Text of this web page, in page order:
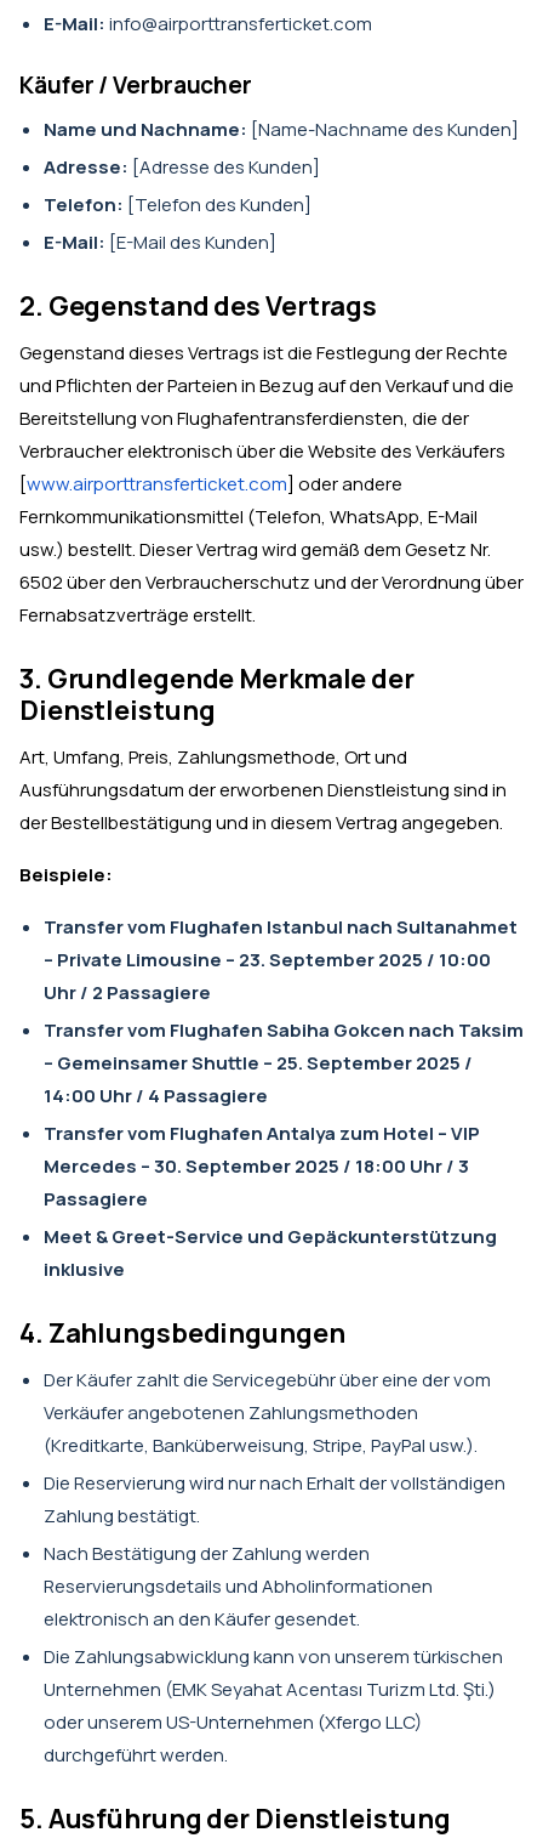
E-Mail: info@airporttransferticket.com
Käufer / Verbraucher
Name und Nachname: [Name-Nachname des Kunden]
Adresse: [Adresse des Kunden]
Telefon: [Telefon des Kunden]
E-Mail: [E-Mail des Kunden]
2. Gegenstand des Vertrags
Gegenstand dieses Vertrags ist die Festlegung der Rechte
und Pflichten der Parteien in Bezug auf den Verkauf und die
Bereitstellung von Flughafentransferdiensten, die der
Verbraucher elektronisch über die Website des Verkäufers
[www.airporttransferticket.com] oder andere
Fernkommunikationsmittel (Telefon, WhatsApp, E-Mail
usw.) bestellt. Dieser Vertrag wird gemäß dem Gesetz Nr.
6502 über den Verbraucherschutz und der Verordnung über
Fernabsatzverträge erstellt.
3. Grundlegende Merkmale der
Dienstleistung
Art, Umfang, Preis, Zahlungsmethode, Ort und
Ausführungsdatum der erworbenen Dienstleistung sind in
der Bestellbestätigung und in diesem Vertrag angegeben.
Beispiele:
Transfer vom Flughafen Istanbul nach Sultanahmet
– Private Limousine – 23. September 2025 / 10:00
Uhr / 2 Passagiere
Transfer vom Flughafen Sabiha Gokcen nach Taksim
– Gemeinsamer Shuttle – 25. September 2025 /
14:00 Uhr / 4 Passagiere
Transfer vom Flughafen Antalya zum Hotel – VIP
Mercedes – 30. September 2025 / 18:00 Uhr / 3
Passagiere
Meet & Greet-Service und Gepäckunterstützung
inklusive
4. Zahlungsbedingungen
Der Käufer zahlt die Servicegebühr über eine der vom
Verkäufer angebotenen Zahlungsmethoden
(Kreditkarte, Banküberweisung, Stripe, PayPal usw.).
Die Reservierung wird nur nach Erhalt der vollständigen
Zahlung bestätigt.
Nach Bestätigung der Zahlung werden
Reservierungsdetails und Abholinformationen
elektronisch an den Käufer gesendet.
Die Zahlungsabwicklung kann von unserem türkischen
Unternehmen (EMK Seyahat Acentası Turizm Ltd. Şti.)
oder unserem US-Unternehmen (Xfergo LLC)
durchgeführt werden.
5. Ausführung der Dienstleistung